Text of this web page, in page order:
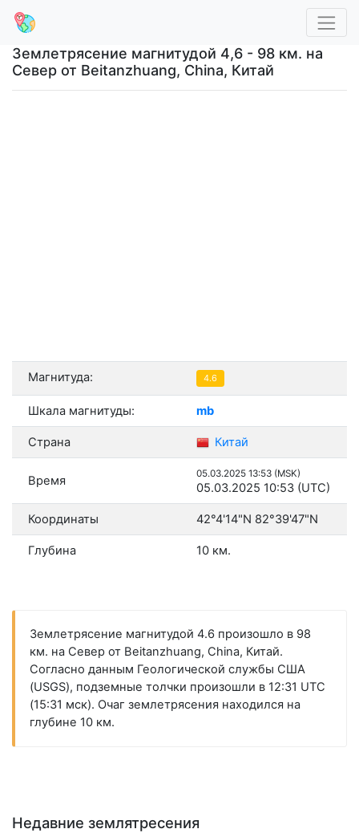
Землетрясение магнитудой 4,6 - 98 км. на
Север от Beitanzhuang, China, Китай
Магнитуда: 4.6
Шкала магнитуды: mb
Страна Китай
Время 05.03.2025 13:53 (MSK)
05.03.2025 10:53 (UTC)
Координаты 42°4'14"N 82°39'47"N
Глубина 10 км.
Землетрясение магнитудой 4.6 произошло в 98
км. на Север от Beitanzhuang, China, Китай.
Согласно данным Геологической службы США
(USGS), подземные толчки произошли в 12:31 UTC
(15:31 мск). Очаг землетрясения находился на
глубине 10 км.
Недавние землятресения